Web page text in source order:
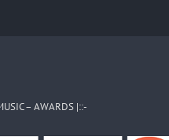
– AWARDS |::-